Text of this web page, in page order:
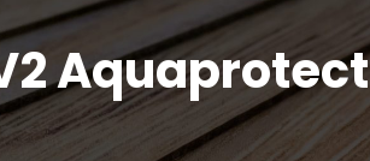
Aquaprotect